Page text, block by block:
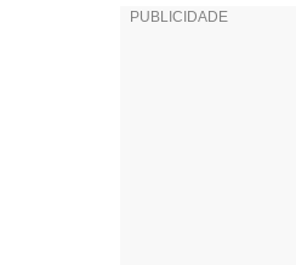
confirmados com base nos